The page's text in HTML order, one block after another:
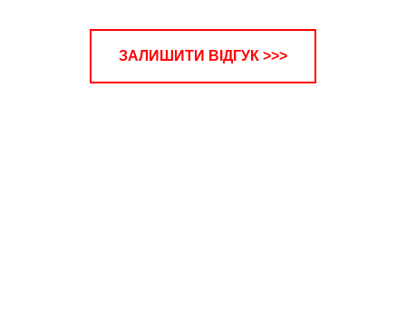
ЗАЛИШИТИ ВІДГУК >>>